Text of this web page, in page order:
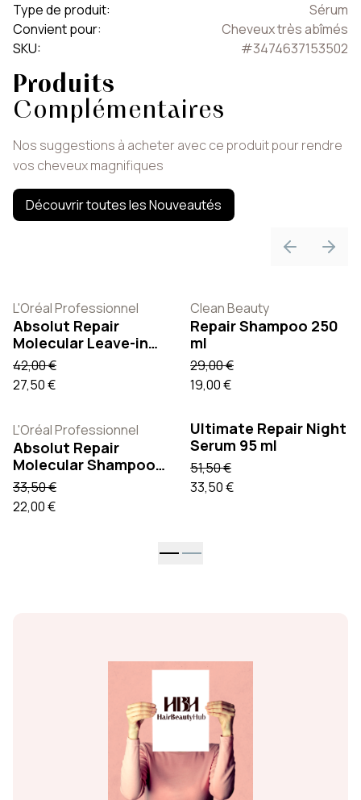
Type de produit:
Sérum
Convient pour:
Cheveux très abîmés
SKU: #3474637153502
Produits
Complémentaires
Nos suggestions à acheter avec ce produit pour rendre
vos cheveux magnifiques
Découvrir toutes les Nouveautés
PreviousNext
L'Oréal Professionnel
Absolut Repair
Molecular Leave-in
Mask 100 ml
42,00 €
27,50 €
Clean Beauty
Repair Shampoo 250
ml
29,00 €
19,00 €
L'Oréal Professionnel
Absolut Repair
Molecular Shampoo
300 ml
33,50 €
22,00 €
Ultimate Repair Night
Serum 95 ml
51,50 €
33,50 €